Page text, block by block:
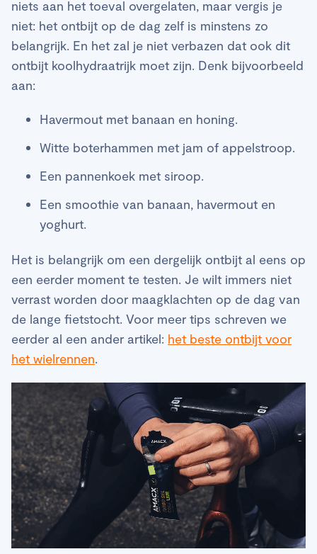
niets aan het toeval overgelaten, maar vergis je
niet: het ontbijt op de dag zelf is minstens zo
belangrijk. En het zal je niet verbazen dat ook dit
ontbijt koolhydraatrijk moet zijn. Denk bijvoorbeeld
aan:
Havermout met banaan en honing.
Witte boterhammen met jam of appelstroop.
Een pannenkoek met siroop.
Een smoothie van banaan, havermout en
yoghurt.
Het is belangrijk om een dergelijk ontbijt al eens op
een eerder moment te testen. Je wilt immers niet
verrast worden door maagklachten op de dag van
de lange fietstocht. Voor meer tips schreven we
eerder al een ander artikel: het beste ontbijt voor
het wielrennen.